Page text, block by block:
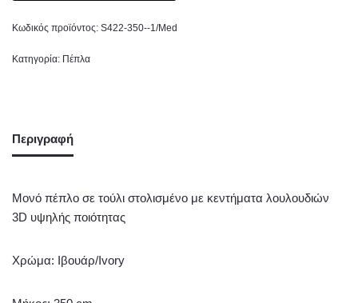
Κωδικός προϊόντος: S422-350--1/Med
Κατηγορία: Πέπλα
Περιγραφή
Μονό πέπλο σε τούλι στολισμένο με κεντήματα λουλουδιών
3D υψηλής ποιότητας
Χρώμα: Ιβουάρ/Ivory